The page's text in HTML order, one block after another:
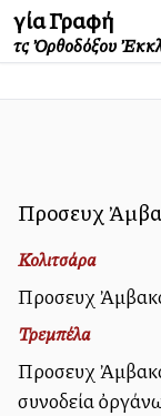
Ἁγία Γραφή
τῆς Ὀρθοδόξου
Προσευχὴ
Κολιτσάρα
Προσευχὴ
Τρεμπέλα
Προσευχὴ
συνοδεία